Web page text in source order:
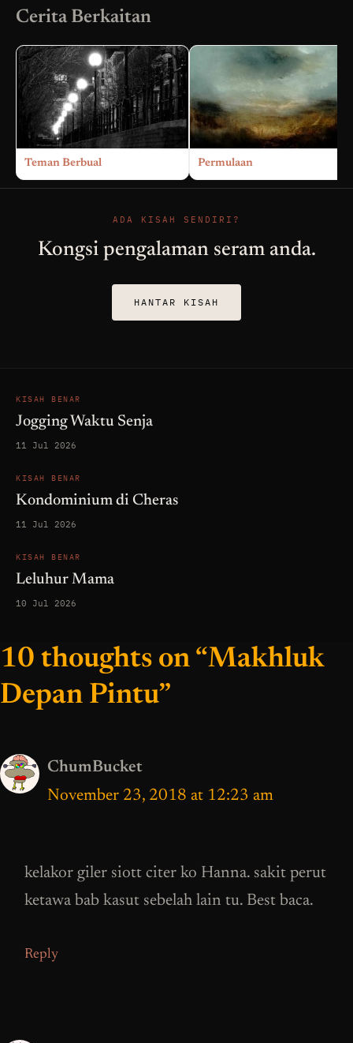
Cerita Berkaitan
Teman Berbual Permulaan
ADA KISAH SENDIRI?
Kongsi pengalaman seram anda.
HANTAR KISAH
KISAH BENAR
Jogging Waktu Senja
11 Jul 2026
KISAH BENAR
Kondominium di Cheras
11 Jul 2026
KISAH BENAR
Leluhur Mama
10 Jul 2026
10 thoughts on “Makhluk
Depan Pintu”
ChumBucket
November 23, 2018 at 12:23 am
kelakor giler siott citer ko Hanna. sakit perut
ketawa bab kasut sebelah lain tu. Best baca.
Reply